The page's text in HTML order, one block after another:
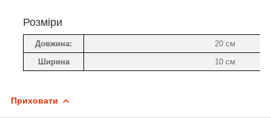
Розміри
Довжина:
20 см
Ширина
10 см
Приховати